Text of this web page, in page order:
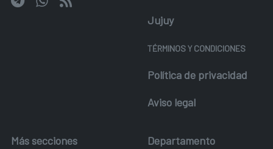
Jujuy
TÉRMINOS Y CONDICIONES
Política de privacidad
Aviso legal
Más secciones
Departamento